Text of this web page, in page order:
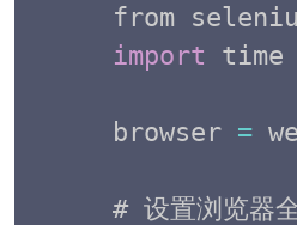
from
import
browser =
# 设置浏览器